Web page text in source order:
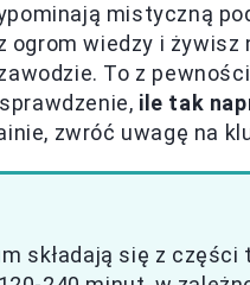
mistyczną
wiedzy i żywisz
To z
ile tak
zwróć uwagę na
składają się z